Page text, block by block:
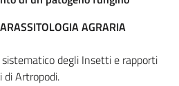
AGRARIA
degli Insetti e rapporti
di Artropodi.